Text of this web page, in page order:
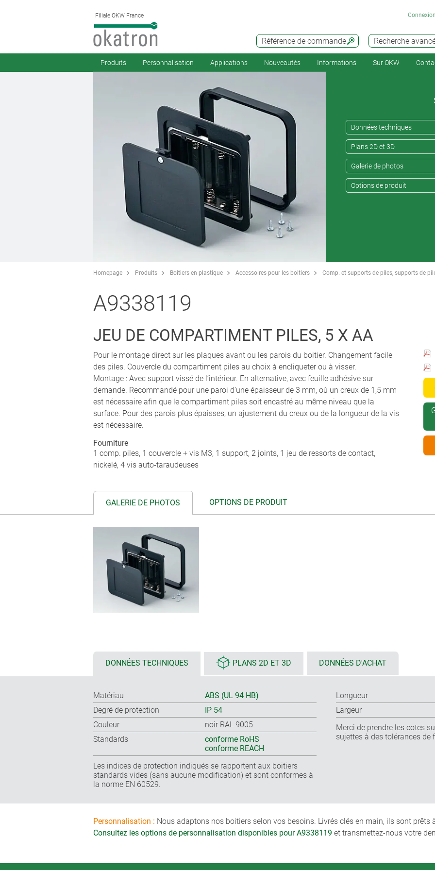
Filiale OKW France
Recherche
Référence de commande
Connexion
Produits Personnalisation Applications Nouveautés Informations Sur OKW
Données techniques
Plans 2D et 3D
Galerie de photos
Options de produit
Homepage Produits Boitiers en plastique Accessoires pour les boitiers Comp. et supports de piles, supports de
A9338119
JEU DE COMPARTIMENT PILES, 5 X AA
Pour le montage direct sur les plaques avant ou les parois du boitier. Changement facile
des piles. Couvercle du compartiment piles au choix à encliqueter ou à visser.
Montage : Avec support vissé de l’intérieur. En alternative, avec feuille adhésive sur
demande. Recommandé pour une paroi d’une épaisseur de 3 mm, où un creux de 1,5 mm
est nécessaire afin que le compartiment piles soit encastré au même niveau que la
surface. Pour des parois plus épaisses, un ajustement du creux ou de la longueur de la vis
est nécessaire.
Fourniture
1 comp. piles, 1 couvercle + vis M3, 1 support, 2 joints, 1 jeu de ressorts de contact,
nickelé, 4 vis auto-taraudeuses
GALERIE DE PHOTOS OPTIONS DE PRODUIT
DONNÉES TECHNIQUES PLANS 2D ET 3D DONNÉES D'ACHAT
Matériau
ABS (UL 94 HB)
Degré de protection
IP 54
Couleur
noir RAL 9005
Standards
conforme RoHS
conforme REACH
Les indices de protection indiqués se rapportent aux boitiers
standards vides (sans aucune modification) et sont conformes à
la norme EN 60529.
Longueur
Largeur
Merci de prendre les cotes
sujettes à des tolérances
Personnalisation : Nous adaptons nos boitiers selon vos besoins. Livrés clés en main, ils sont prêts
Consultez les options de personnalisation disponibles pour A9338119 et transmettez-nous votre